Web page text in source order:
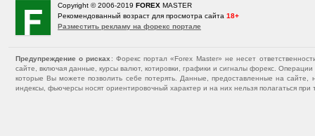
Copyright © 2006-2019 FOREX MASTER
Рекомендованный возраст для просмотра сайта 18+
Разместить рекламу на форекс портале
Предупреждение о рисках : Форекс портал «Forex Master» не несет
сайте, включая данные, курсы валют, котировки, графики и сигналы форекс.
которые Вы можете позволить себе потерять. Данные, предоставленные на
индексы, фьючерсы носят ориентировочный характер и на них нельзя полагаться при